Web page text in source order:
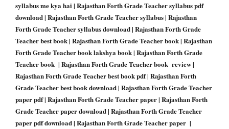
syllabus me kya hai | Rajasthan Forth Grade Teachersyllabus pdf
download | Rajasthan Forth Grade Teachersyllabus | Rajasthan
Forth Grade Teachersyllabus download | Rajasthan Forth Grade
Teacherbest book | Rajasthan Forth Grade Teacherbook | Rajasthan
Forth Grade Teacherbook lakshya book | Rajasthan Forth Grade
Teacherbook | Rajasthan Forth Grade Teacherbook review |
Rajasthan Forth Grade Teacherbest book pdf | Rajasthan Forth
Grade Teacherbest book download | Rajasthan Forth Grade Teacher
paper pdf | Rajasthan Forth Grade Teacherpaper | Rajasthan Forth
Grade Teacherpaper download | Rajasthan Forth Grade Teacher
paper pdf download | Rajasthan Forth Grade Teacherpaper |